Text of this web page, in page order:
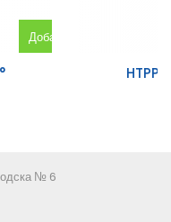
Добавяне
HTPP
№ 6